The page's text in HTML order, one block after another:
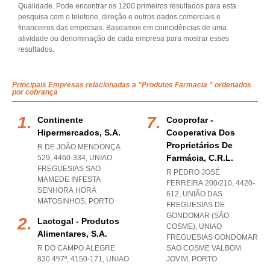
Qualidade. Pode encontrar os 1200 primeiros resultados para esta
pesquisa com o telefone, direção e outros dados comerciais e
financeiros das empresas. Baseamos em coincidências de uma
atividade ou denominação de cada empresa para mostrar esses
resultados.
Principais Empresas relacionadas a "Produtos Farmacia " ordenados
por cobrança
Continente
Hipermercados, S.a.
R DE JOÃO MENDONÇA
529, 4460-334, UNIAO
FREGUESIAS SAO
MAMEDE INFESTA
SENHORA HORA
MATOSINHOS, PORTO
Lactogal - Produtos
Alimentares, S.a.
R DO CAMPO ALEGRE
830 4º/7º, 4150-171, UNIAO
Cooprofar -
Cooperativa Dos
Proprietários De
Farmácia, C.r.l.
R PEDRO JOSÉ
FERREIRA 200/210, 4420-
612, UNIÃO DAS
FREGUESIAS DE
GONDOMAR (SÃO
COSME), UNIAO
FREGUESIAS GONDOMAR
SAO COSME VALBOM
JOVIM , PORTO